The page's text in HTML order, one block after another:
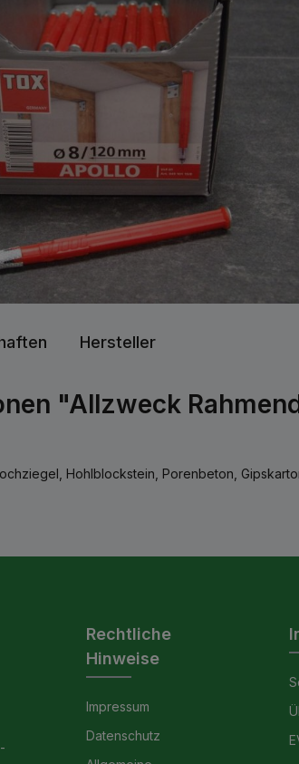
Hersteller
"Allzweck
Hohlblockstein, Porenbeton,
Rechtliche
Hinweise
Impressum
Datenschutz